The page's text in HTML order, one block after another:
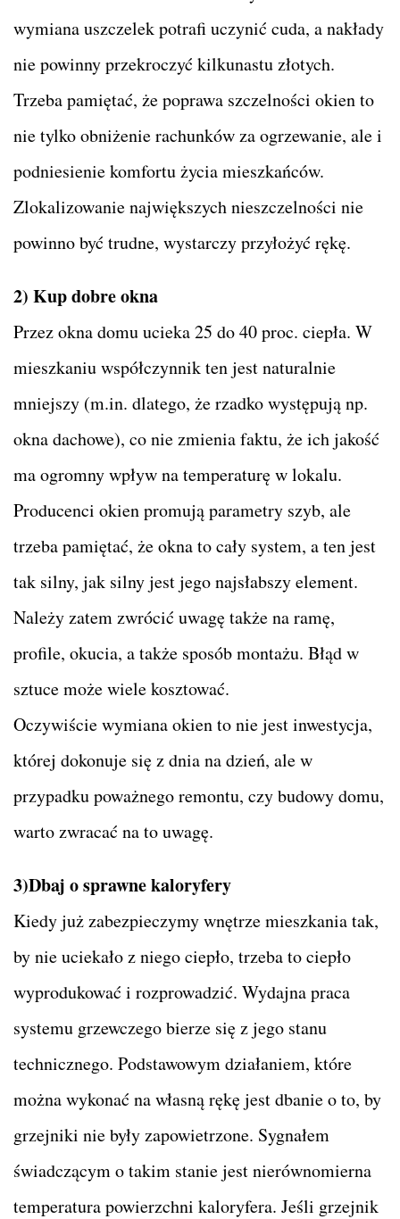
wymiana uszczelek potrafi uczynić cuda, a nakłady
nie powinny przekroczyć kilkunastu złotych.
Trzeba pamiętać, że poprawa szczelności okien to
nie tylko obniżenie rachunków za ogrzewanie, ale i
podniesienie komfortu życia mieszkańców.
Zlokalizowanie największych nieszczelności nie
powinno być trudne, wystarczy przyłożyć rękę.
2) Kup dobre okna
Przez okna domu ucieka 25 do 40 proc. ciepła. W
mieszkaniu współczynnik ten jest naturalnie
mniejszy (m.in. dlatego, że rzadko występują np.
okna dachowe), co nie zmienia faktu, że ich jakość
ma ogromny wpływ na temperaturę w lokalu.
Producenci okien promują parametry szyb, ale
trzeba pamiętać, że okna to cały system, a ten jest
tak silny, jak silny jest jego najsłabszy element.
Należy zatem zwrócić uwagę także na ramę,
profile, okucia, a także sposób montażu. Błąd w
sztuce może wiele kosztować.
Oczywiście wymiana okien to nie jest inwestycja,
której dokonuje się z dnia na dzień, ale w
przypadku poważnego remontu, czy budowy domu,
warto zwracać na to uwagę.
3)Dbaj o sprawne kaloryfery
Kiedy już zabezpieczymy wnętrze mieszkania tak,
by nie uciekało z niego ciepło, trzeba to ciepło
wyprodukować i rozprowadzić. Wydajna praca
systemu grzewczego bierze się z jego stanu
technicznego. Podstawowym działaniem, które
można wykonać na własną rękę jest dbanie o to, by
grzejniki nie były zapowietrzone. Sygnałem
świadczącym o takim stanie jest nierównomierna
temperatura powierzchni kaloryfera. Jeśli grzejnik